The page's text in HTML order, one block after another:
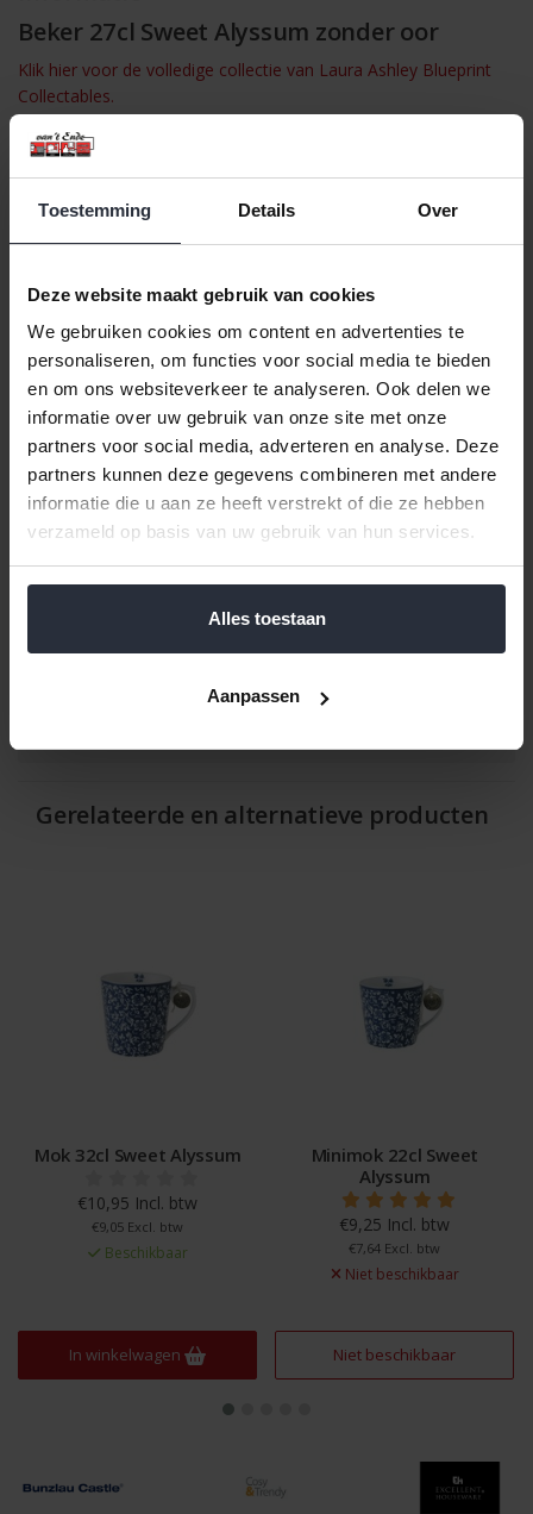
Toestemming Details Over
Deze website maakt gebruik van cookies
We gebruiken cookies om content en advertenties te
personaliseren, om functies voor social media te bieden
en om ons websiteverkeer te analyseren. Ook delen we
informatie over uw gebruik van onze site met onze
partners voor social media, adverteren en analyse. Deze
partners kunnen deze gegevens combineren met andere
informatie die u aan ze heeft verstrekt of die ze hebben
verzameld op basis van uw gebruik van hun services.
Alles toestaan
Aanpassen
Beker 27cl Sweet Alyssum zonder oor
Klik hier voor de volledige collectie van Laura Ashley Blueprint
Collectables.
Begin je dag gezond met een smoothie uit deze stijlvolle 27 cl
beker van Laura Ashley. Ideaal voor een lichte start van de dag,
zonder dat je meteen een hele liter hoeft te drinken.
Deze mok maakt deel uit van de Blueprint Collectables, een
servieslijn gebaseerd op Laura Ashley's eerste ontwerpen uit de
combineren met andere onderdelen uit de collectie.
Kenmerken
Design: Sweet Alyssum
Materiaal: Porselein
Vaatwasmachinebestendig: Ja
Magnetronbestendig: Ja
Oor: Zonder
Een perfecte mok voor smoothies, koffie of thee, ideaal voor
een ontspannen ontbijt of tussendoortje.
Reviews
Gerelateerde en alternatieve producten
Mok 32cl Sweet Alyssum
€10,95 Incl. btw
€9,05 Excl. btw
Beschikbaar
In winkelwagen
Minimok 22cl Sweet
Alyssum
€9,25 Incl. btw
€7,64 Excl. btw
Niet beschikbaar
Niet beschikbaar